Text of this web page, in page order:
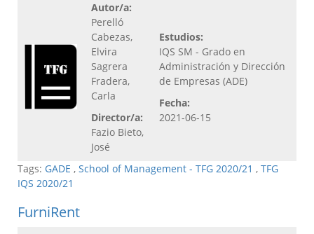
Autor/a:
Perelló
Cabezas,
Elvira
Sagrera
Fradera,
Carla
Director/a:
Fazio Bieto,
José
Estudios:
IQS SM - Grado en
Administración y Dirección
de Empresas (ADE)
Fecha:
2021-06-15
Tags: GADE , School of Management - TFG 2020/21 , TFG
IQS 2020/21
FurniRent